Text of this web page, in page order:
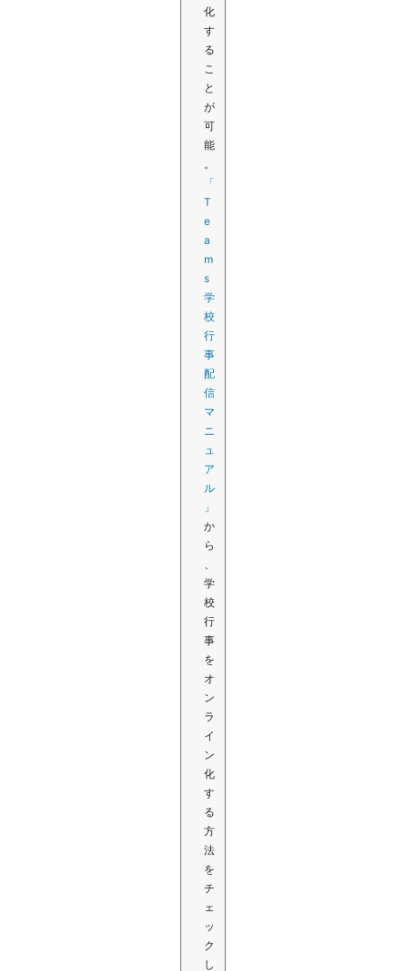
化
す
る
こ
と
が
可
能
。
「
T
e
a
m
s
学
校
行
事
配
信
マ
ニ
ュ
ア
ル
」
か
ら
、
学
校
行
事
を
オ
ン
ラ
イ
ン
化
す
る
方
法
を
チ
ェ
ッ
ク
し